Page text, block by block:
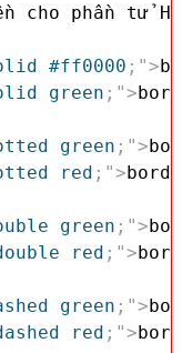
cho phần tử
#ff0000 ; ">
green ; ">
green ; ">
red ; ">
green ; ">
red ; ">
green ; ">
red ; ">